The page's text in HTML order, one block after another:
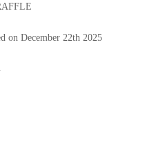
on December 22th 2025